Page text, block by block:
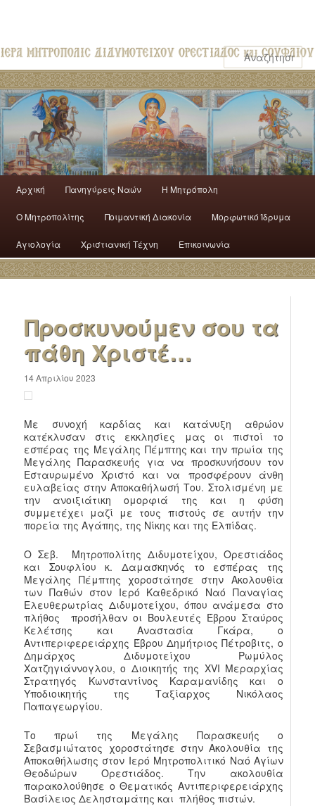
Αρχική Πανηγύρεις Ναών H Mητρόπολη
Ο Mητροπολίτης Ποιμαντική Διακονία Μορφωτικό Ίδρυμα
Αγιολογία Χριστιανική Τέχνη Επικοινωνία
Προσκυνούμεν σου τα
πάθη Χριστέ…
14 Απριλίου 2023
Με συνοχή καρδίας και κατάνυξη αθρώον
κατέκλυσαν στις εκκλησίες μας οι πιστοί το
εσπέρας της Μεγάλης Πέμπτης και την πρωία της
Μεγάλης Παρασκευής για να προσκυνήσουν τον
Εσταυρωμένο Χριστό και να προσφέρουν άνθη
ευλαβείας στην Αποκαθήλωσή Του. Στολισμένη με
την ανοιξιάτικη ομορφιά της και η φύση
συμμετέχει μαζί με τους πιστούς σε αυτήν την
πορεία της Αγάπης, της Νίκης και της Ελπίδας.
Ο Σεβ. Μητροπολίτης Διδυμοτείχου, Ορεστιάδος
και Σουφλίου κ. Δαμασκηνός το εσπέρας της
Μεγάλης Πέμπτης χοροστάτησε στην Ακολουθία
των Παθών στον Ιερό Καθεδρικό Ναό Παναγίας
Ελευθερωτρίας Διδυμοτείχου, όπου ανάμεσα στο
πλήθος προσήλθαν οι Βουλευτές Έβρου Σταύρος
Κελέτσης και Αναστασία Γκάρα, ο
Αντιπεριφερειάρχης Έβρου Δημήτριος Πέτροβιτς, ο
Δημάρχος Διδυμοτείχου Ρωμύλος
Χατζηγιάννογλου, ο Διοικητής της XVI Μεραρχίας
Στρατηγός Κωνσταντίνος Καραμανίδης και ο
Υποδιοικητής της Ταξίαρχος Νικόλαος
Παπαγεωργίου.
Το πρωί της Μεγάλης Παρασκευής ο
Σεβασμιώτατος χοροστάτησε στην Ακολουθία της
Αποκαθήλωσης στον Ιερό Μητροπολιτικό Ναό Αγίων
Θεοδώρων Ορεστιάδος. Την ακολουθία
παρακολούθησε ο Θεματικός Αντιπεριφερειάρχης
Βασίλειος Δελησταμάτης και πλήθος πιστών.